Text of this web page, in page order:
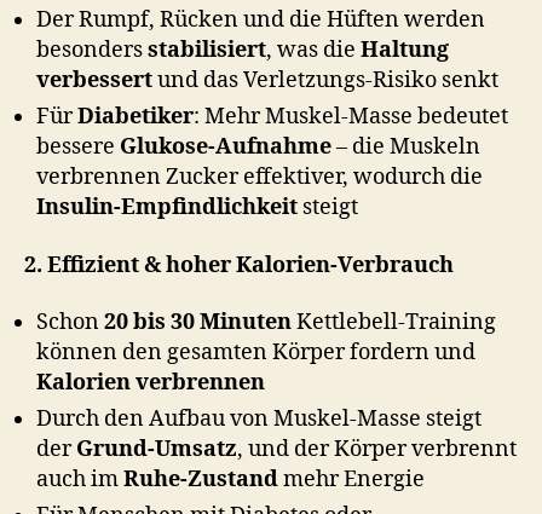
Der Rumpf, Rücken und die Hüften werden
besondersstabilisiert, was die Haltung
verbessertund das Verletzungs-Risiko senkt
FürDiabetiker: Mehr Muskel-Masse bedeutet
bessere Glukose-Aufnahme– die Muskeln
verbrennen Zucker effektiver, wodurch die
Insulin-Empfindlichkeit steigt
2. Effizient & hoher Kalorien-Verbrauch
Schon20 bis 30 MinutenKettlebell-Training
können den gesamten Körper fordern und
Kalorien verbrennen
Durch den Aufbau von Muskel-Masse steigt
derGrund-Umsatz, und der Körper verbrennt
auch imRuhe-Zustandmehr Energie